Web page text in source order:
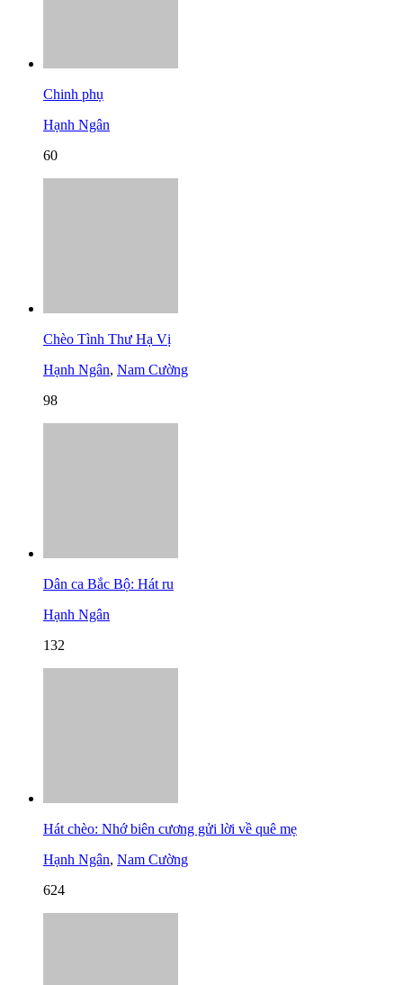
Chinh phụ
Hạnh Ngân
60
Chèo Tình Thư Hạ Vị
Hạnh Ngân, Nam Cường
98
Dân ca Bắc Bộ: Hát ru
Hạnh Ngân
132
Hát chèo: Nhớ biên cương gửi lời về quê mẹ
Hạnh Ngân, Nam Cường
624